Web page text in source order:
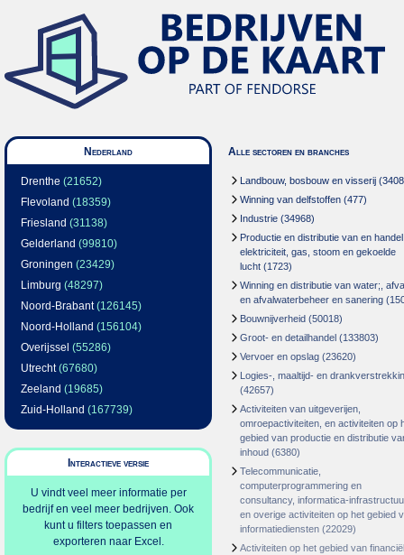
Nederland
Drenthe (21652)
Flevoland (18359)
Friesland (31138)
Gelderland (99810)
Groningen (23429)
Limburg (48297)
Noord-Brabant(126145)
Noord-Holland (156104)
Overijssel (55286)
Utrecht(67680)
Zeeland (19685)
Zuid-Holland (167739)
Interactieve versie
U vindt veel meer informatie per
bedrijf en veel meer bedrijven. Ook
kunt u filters toepassen en
exporteren naar Excel.
Alle sectoren en branches
Landbouw, bosbouw en visserij
Winning van delfstoffen (477)
Industrie (34968)
Productie en distributie van en
elektriciteit, gas, stoom en gekoelde
lucht (1723)
Winning en distributie van water;,
en afvalwaterbeheer en sanering
Bouwnijverheid (50018)
Groot- en detailhandel (133803)
Vervoer en opslag (23620)
Logies-, maaltijd- en
(42657)
Activiteiten van uitgeverijen,
omroepactiviteiten, en activiteiten op
gebied van productie en distributie
inhoud (6380)
Telecommunicatie,
computerprogrammering en
consultancy, informatica-
en overige activiteiten op het gebied
informatiediensten (22029)
Activiteiten op het gebied van